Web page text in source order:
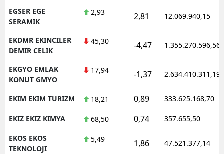
EGSER EGE
SERAMIK
2,93 2,81 12.069.940,15
EKDMR EKINCILER
DEMIR CELIK
45,30 -4,47 1.355.270.596,56
EKGYO EMLAK
KONUT GMYO
17,94 -1,37 2.634.410.311,19
EKIM EKIM TURIZM 18,21 0,89 333.625.168,70
EKIZ EKIZ KIMYA 68,50 0,74 357.655,50
EKOS EKOS
TEKNOLOJI
5,49 1,86 47.521.377,14